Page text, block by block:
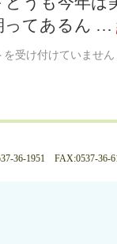
ってあるん …
を受け付けていません
36-1951 FAX:0537-36-